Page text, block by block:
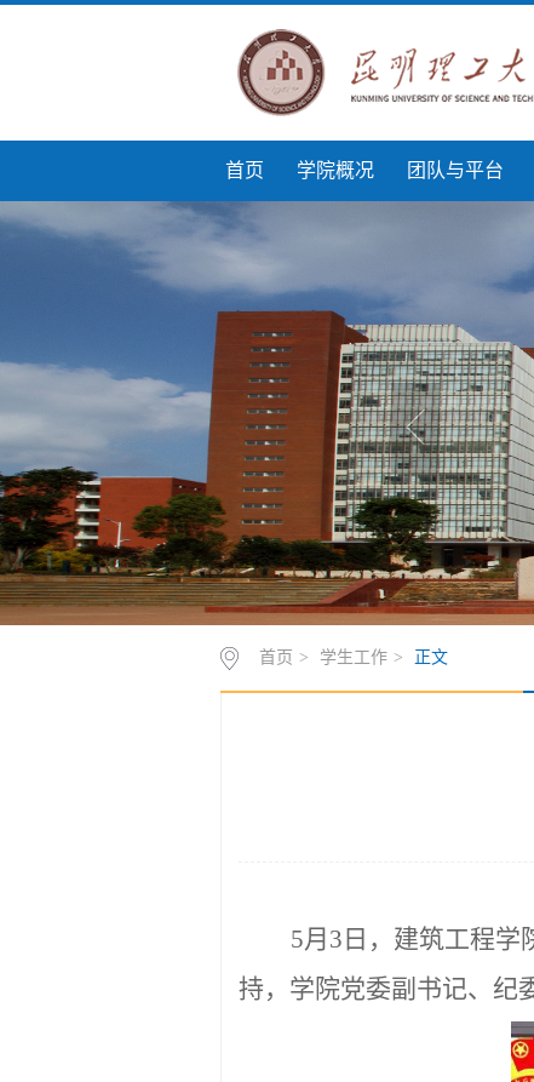
首页 学院概况 团队与平台
首页 > 学生工作 > 正文
5月 3 日，建筑工程学
持，学院党委副书记、纪